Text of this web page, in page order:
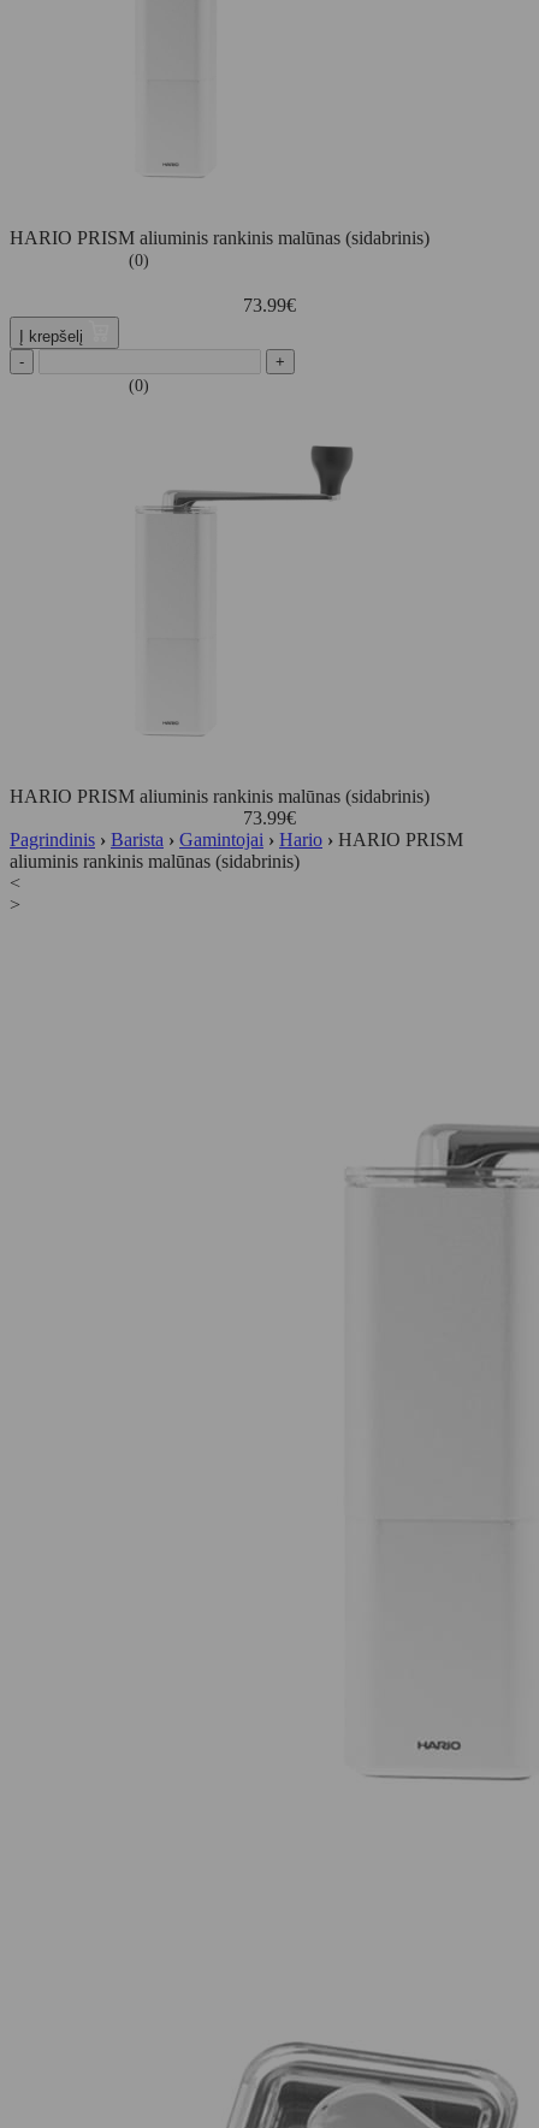
HARIO PRISM aliuminis rankinis malūnas (sidabrinis)
(0)
73.99€
Į krepšelį
-
+
(0)
HARIO PRISM aliuminis rankinis malūnas (sidabrinis)
73.99€
Pagrindinis › Barista › Gamintojai › Hario › HARIO PRISM
aliuminis rankinis malūnas (sidabrinis)
<
>